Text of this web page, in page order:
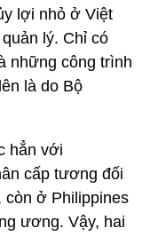
lợi nhỏ ở Việt
lý. Chỉ có
những công trình
là do Bộ
hẳn với
cấp tương đối
còn ở Philippines
ương. Vậy, hai